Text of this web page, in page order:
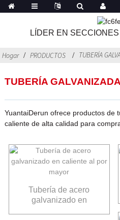
LÍDER EN
Hogar PRODUCTOS TUBERÍA
TUBERÍA GALVANIZADA
YuantaiDerun ofrece productos de
caliente de alta calidad para
Tubería de acero
galvanizado en